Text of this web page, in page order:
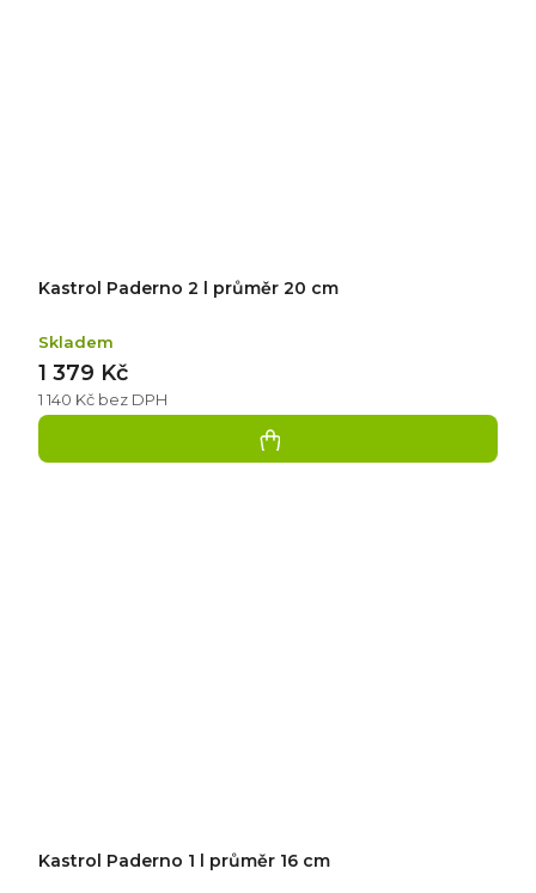
Kastrol Paderno 2 l průměr 20 cm
Skladem
1 140 Kč bez DPH
1 379 Kč
Kastrol Paderno 1 l průměr 16 cm